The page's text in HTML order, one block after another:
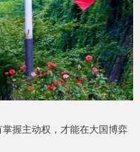
握主动权，才能在大国博弈